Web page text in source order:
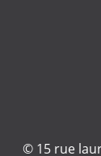
© 15 rue